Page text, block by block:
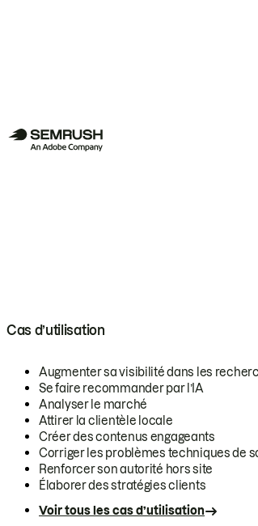
Cas d’utilisation
Augmenter sa visibilité dans les
Se faire recommander par l’IA
Analyser le marché
Attirer la clientèle locale
Créer des contenus engageants
Corriger les problèmes techniques de
Renforcer son autorité hors site
Élaborer des stratégies clients
Voir tous les cas d’utilisation